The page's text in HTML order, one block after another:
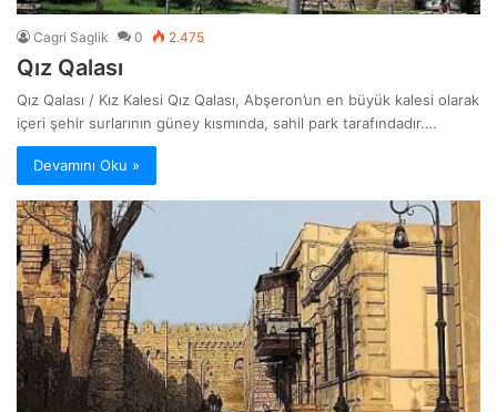
Cagri Saglik 0 2.475
Qız Qalası
Qız Qalası / Kız Kalesi Qız Qalası, Abşeron’un en büyük kalesi olarak
içeri şehir surlarının güney kısmında, sahil park tarafındadır.…
Devamını Oku »